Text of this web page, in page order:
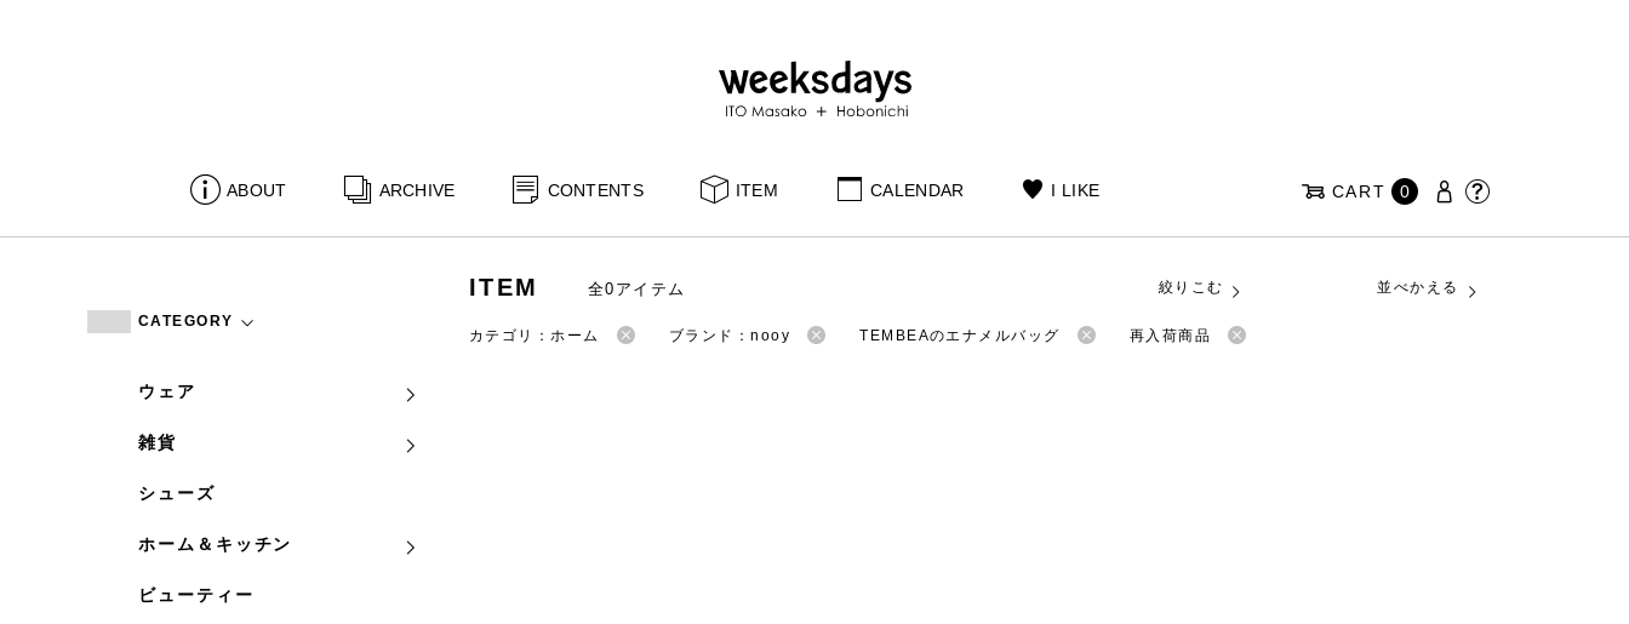
ABOUT ARCHIVE CONTENTS ITEM CALENDAR I LIKE CART 0
CATEGORY
ウェア
雑貨
シューズ
ホーム＆キッチン
ビューティー
ITEM 全0アイテム 絞りこむ 並べかえる
カテゴリ：ホーム ブランド：nooy TEMBEAのエナメルバッグ 再入荷商品